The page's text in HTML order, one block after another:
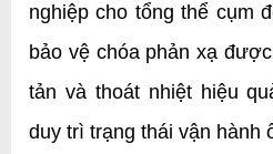
nghiệp cho tổng thể cụm
bảo vệ chóa phản xạ
tản và thoát nhiệt hiệu
duy trì trạng thái vận hành